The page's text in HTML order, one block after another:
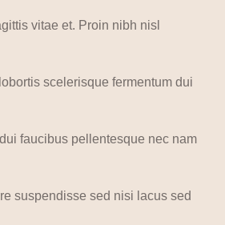
vitae et. Proin nibh nisl
scelerisque fermentum dui
faucibus pellentesque nec nam
suspendisse sed nisi lacus sed